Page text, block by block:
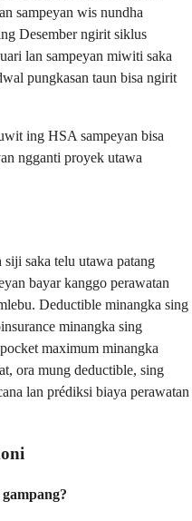
sampeyan wis nundha
Desember ngirit siklus
lan sampeyan miwiti saka
pungkasan taun bisa ngirit
ing HSA sampeyan bisa
ngganti proyek utawa
saka telu utawa patang
bayar kanggo perawatan
Deductible minangka sing
minangka sing
maximum minangka
ora mung deductible, sing
lan prédiksi biaya perawatan